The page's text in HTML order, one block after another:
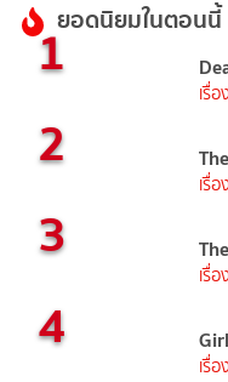
ยอดนิยมในตอนนี้
1
เรื่
2
เรื่
3
เรื่
4
เรื่